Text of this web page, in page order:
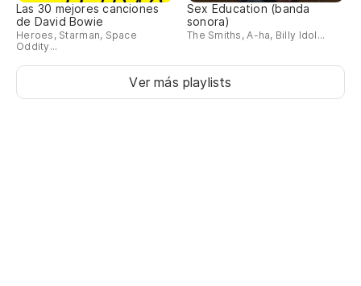
Las 30 mejores canciones
de David Bowie
Heroes, Starman, Space
Oddity...
Sex Education (banda
sonora)
The Smiths, A-ha, Billy Idol...
Ver más playlists